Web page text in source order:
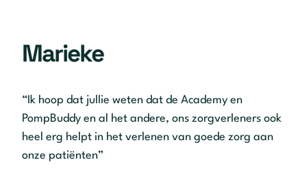
Marieke
“Ik hoop dat jullie weten dat de Academy en
PompBuddy en al het andere, ons zorgverleners ook
heel erg helpt in het verlenen van goede zorg aan
onze patiënten”